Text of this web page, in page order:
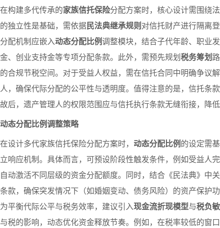
在构建多代传承的家族信托保险分配方案时，核心设计需围绕
的独立性是基础，需依据民法典继承规则对信托财产进行隔离
分配机制应嵌入动态分配比例调整模块，结合子代年龄、职业
金、创业支持金等专项分配条款。此外，需预先规划税务筹划
的合规节税空间。对于受益人权益，需在信托合同中明确争议
人，确保代际分配的公平性与透明度。值得注意的是，信托条
故后，遗产管理人的权限范围应与信托执行条款无缝衔接，降
动态分配比例调整策略
在设计多代家族信托保险分配方案时， 动态分配比例的设定需
立响应机制。具体而言，可预设阶段性触发条件，例如受益人
自动激活不同层级的资金分配额度。同时，结合《民法典》中
条款，确保突发情况下（如婚姻变动、债务风险）的资产保护
为平衡代际公平与税务效率，建议引入现金流折现模型与税负
与税的影响，动态优化资金释放节奏。例如，在税率较低的窗